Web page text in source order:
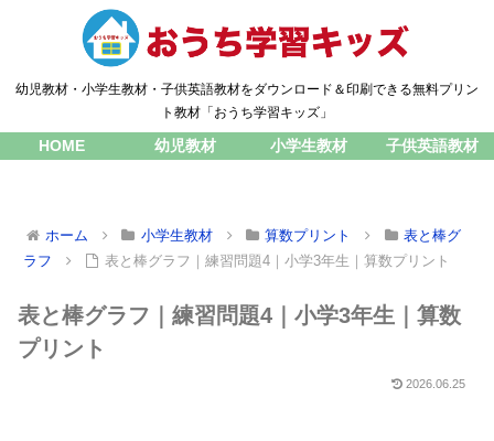
幼児教材・小学生教材・子供英語教材をダウンロード＆印刷できる無料プリン
ト教材「おうち学習キッズ」
HOME 幼児教材 小学生教材 子供英語教材
ホーム 小学生教材 算数プリント
表と棒グ
ラフ
表と棒グラフ｜練習問題4｜小学3年生｜算数プリント
表と棒グラフ｜練習問題4｜小学3年生｜算数
プリント
2026.06.25